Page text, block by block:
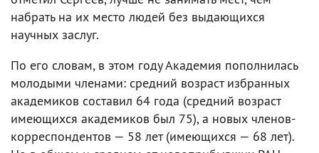
набрать на их место людей без выдающихся
научных заслуг.
По его словам, в этом году Академия пополнилась
молодыми членами: средний возраст избранных
академиков составил 64 года (средний возраст
имеющихся академиков был 75), а новых членов-
корреспондентов — 58 лет (имеющихся — 68 лет).